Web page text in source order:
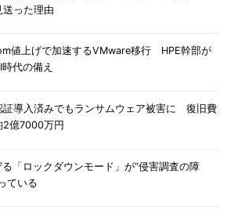
送った理由
値上げで加速するVMware移行 HPE幹部が
代の備え
証導入済みでもランサムウェア被害に 復旧費
2億7000万円
「ロックダウンモード」が“侵害調査の障
ている